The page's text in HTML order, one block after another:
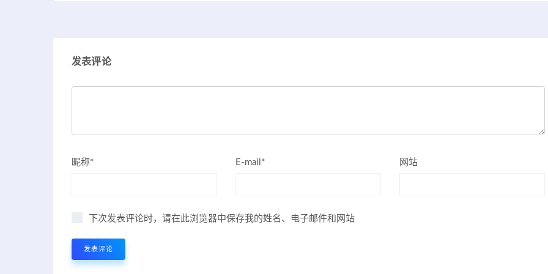
发表评论
昵称* E-mail* 网站
下次发表评论时，请在此浏览器中保存我的姓名、电子邮件和网站